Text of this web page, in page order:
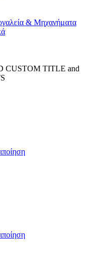
& Μηχανήματα
CUSTOM TITLE and